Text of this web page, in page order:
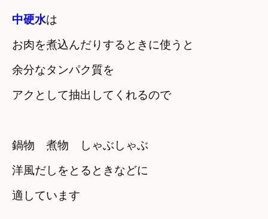
中硬水は
お肉を煮込んだりするときに使うと
余分なタンパク質を
鍋物　煮物　しゃぶしゃぶ
洋風だしをとるときなどに
適しています